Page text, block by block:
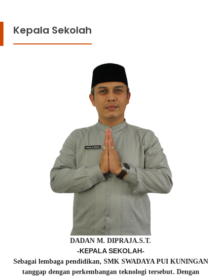
Kepala Sekolah
DADAN M. DIPRAJA.S.T.
-KEPALA SEKOLAH-
Sebagai lembaga pendidikan, SMK SWADAYA PUI KUNINGAN
tanggap dengan perkembangan teknologi tersebut. Dengan